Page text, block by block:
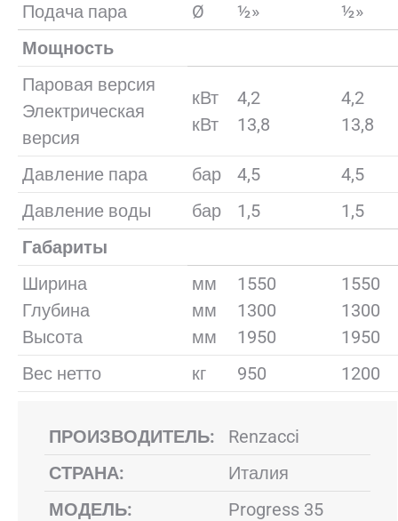
Подача пара
Ø
½»
½»
Мощность
Паровая версия
Электрическая
версия
кВт
кВт
4,2
13,8
4,2
13,8
Давление пара бар 4,5
4,5
Давление воды
бар 1,5
1,5
Габариты
Ширина
Глубина
Высота
мм
мм
мм
1550
1300
1950
1550
1300
1950
Вес нетто
кг 950 1200
ПРОИЗВОДИТЕЛЬ:
Renzacci
СТРАНА:
Италия
МОДЕЛЬ:
Progress 35